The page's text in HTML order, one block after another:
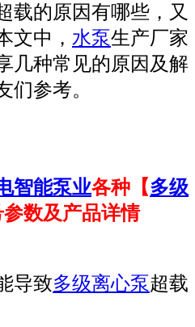
载的原因有哪些，又
文中， 水泵生产厂家
几种常见的原因及解
们参考。
智能泵业各种【多级
参数及产品详情
导致多级离心泵超载